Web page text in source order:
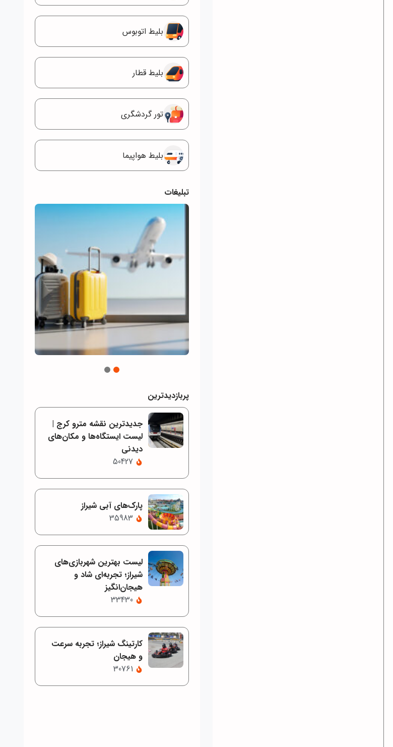
بلیط اتوبوس
بلیط قطار
تور گردشگری
بلیط هواپیما
تبلیغات
پربازدیدترین
جدیدترین نقشه مترو کرج |
لیست ایستگاه‌ها و مکان‌های
دیدنی
50427
پارک‌های آبی شیراز
35983
لیست بهترین شهربازی‌های
شیراز؛ تجربه‌ای شاد و
هیجان‌انگیز
33430
کارتینگ شیراز؛ تجربه سرعت
و هیجان
30761